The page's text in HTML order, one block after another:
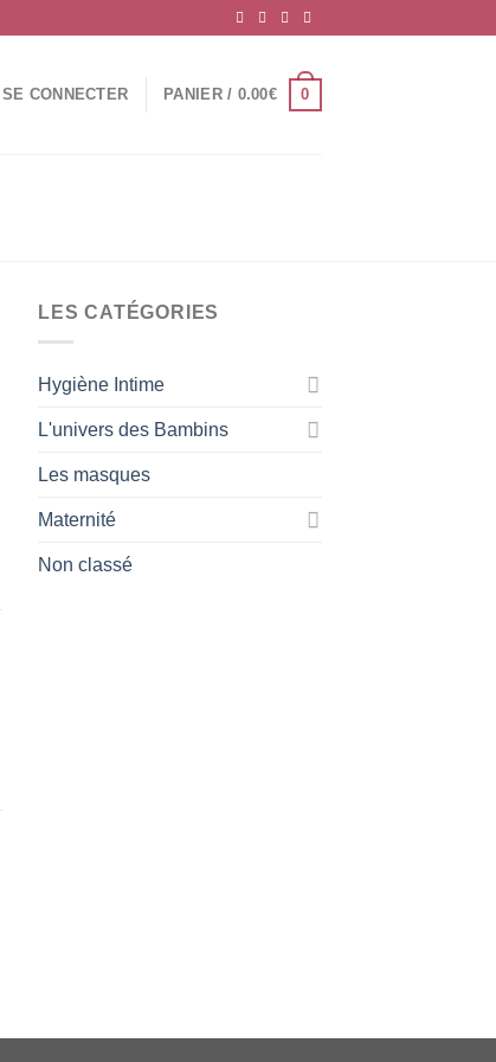
SE CONNECTER PANIER / 0.00€ 0
LES CATÉGORIES
Hygiène Intime
L'univers des Bambins
Les masques
Maternité
Non classé